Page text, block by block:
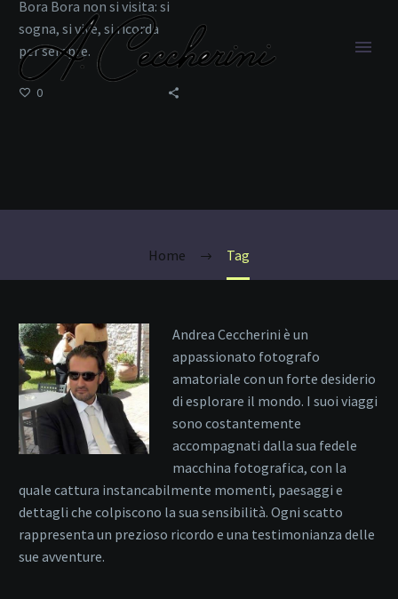
Home Tag
Bora Bora non si visita: si
sogna, si vive, si ricorda
per sempre.
0
Andrea Ceccherini è un
appassionato fotografo
amatoriale con un forte desiderio
di esplorare il mondo. I suoi viaggi
sono costantemente
accompagnati dalla sua fedele
macchina fotografica, con la
quale cattura instancabilmente momenti, paesaggi e
dettagli che colpiscono la sua sensibilità. Ogni scatto
rappresenta un prezioso ricordo e una testimonianza delle
sue avventure.